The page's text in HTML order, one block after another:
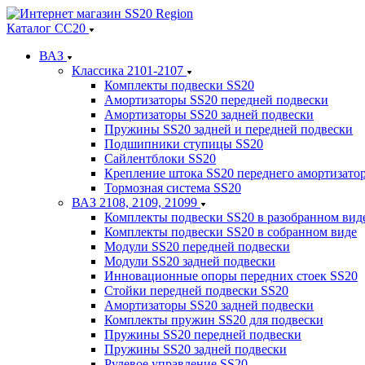
Каталог СС20
ВАЗ
Классика 2101-2107
Комплекты подвески SS20
Амортизаторы SS20 передней подвески
Амортизаторы SS20 задней подвески
Пружины SS20 задней и передней подвески
Подшипники ступицы SS20
Сайлентблоки SS20
Крепление штока SS20 переднего
Тормозная система SS20
ВАЗ 2108, 2109, 21099
Комплекты подвески SS20 в разобранном
Комплекты подвески SS20 в собранном виде
Модули SS20 передней подвески
Модули SS20 задней подвески
Инновационные опоры передних стоек SS20
Стойки передней подвески SS20
Амортизаторы SS20 задней подвески
Комплекты пружин SS20 для подвески
Пружины SS20 передней подвески
Пружины SS20 задней подвески